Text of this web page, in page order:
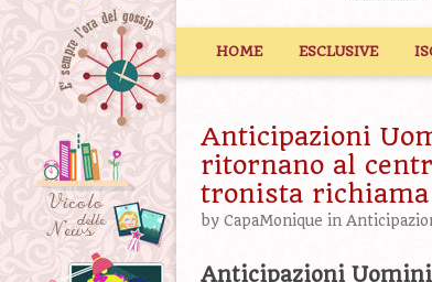
HOME ESCLUSIVE
Anticipazioni
ritornano al
tronista
by CapaMonique in
Anticipazioni